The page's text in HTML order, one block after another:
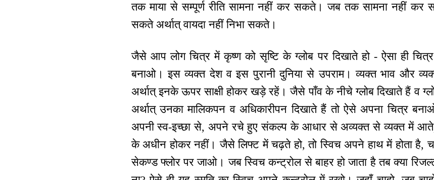
तक माया से सम्पूर्ण रीति सामना नहीं कर सकते। जब तक सामना नहीं
सकते अर्थात् वायदा नहीं निभा सकते।
जैसे आप लोग चित्र में कृष्ण को सृष्टि के ग्लोब पर दिखाते हो - ऐसा ही
बनाओ। इस व्यक्त देश व इस पुरानी दुनिया से उपराम। व्यक्त भाव और
अर्थात् इनके ऊपर साक्षी होकर खड़े रहें। जैसे पाँव के नीचे ग्लोब दिखाते हैं व
अर्थात् उनका मालिकपन व अधिकारीपन दिखाते हैं तो ऐसे अपना चित्र
अपनी स्व-इच्छा से, अपने रचे हुए संकल्प के आधार से अव्यक्त से व्यक्त में
के अधीन होकर नहीं। जैसे लिफ्ट में चढ़ते हो, तो स्विच अपने हाथ में होता है,
सेकण्ड फ्लोर पर जाओ। जब स्विच कन्ट्रोल से बाहर हो जाता है तब क्या